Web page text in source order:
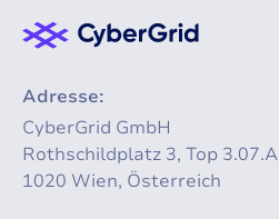
Adresse:
CyberGrid GmbH
Rothschildplatz 3, Top 3.07.A
1020 Wien, Österreich